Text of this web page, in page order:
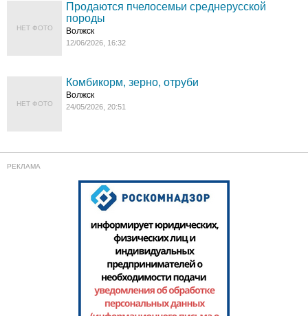
НЕТ ФОТО
Продаются пчелосемьи среднерусской
породы
Волжск
12/06/2026, 16:32
НЕТ ФОТО
Комбикорм, зерно, отруби
Волжск
24/05/2026, 20:51